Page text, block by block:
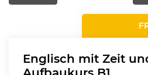
Englisch mit Zeit